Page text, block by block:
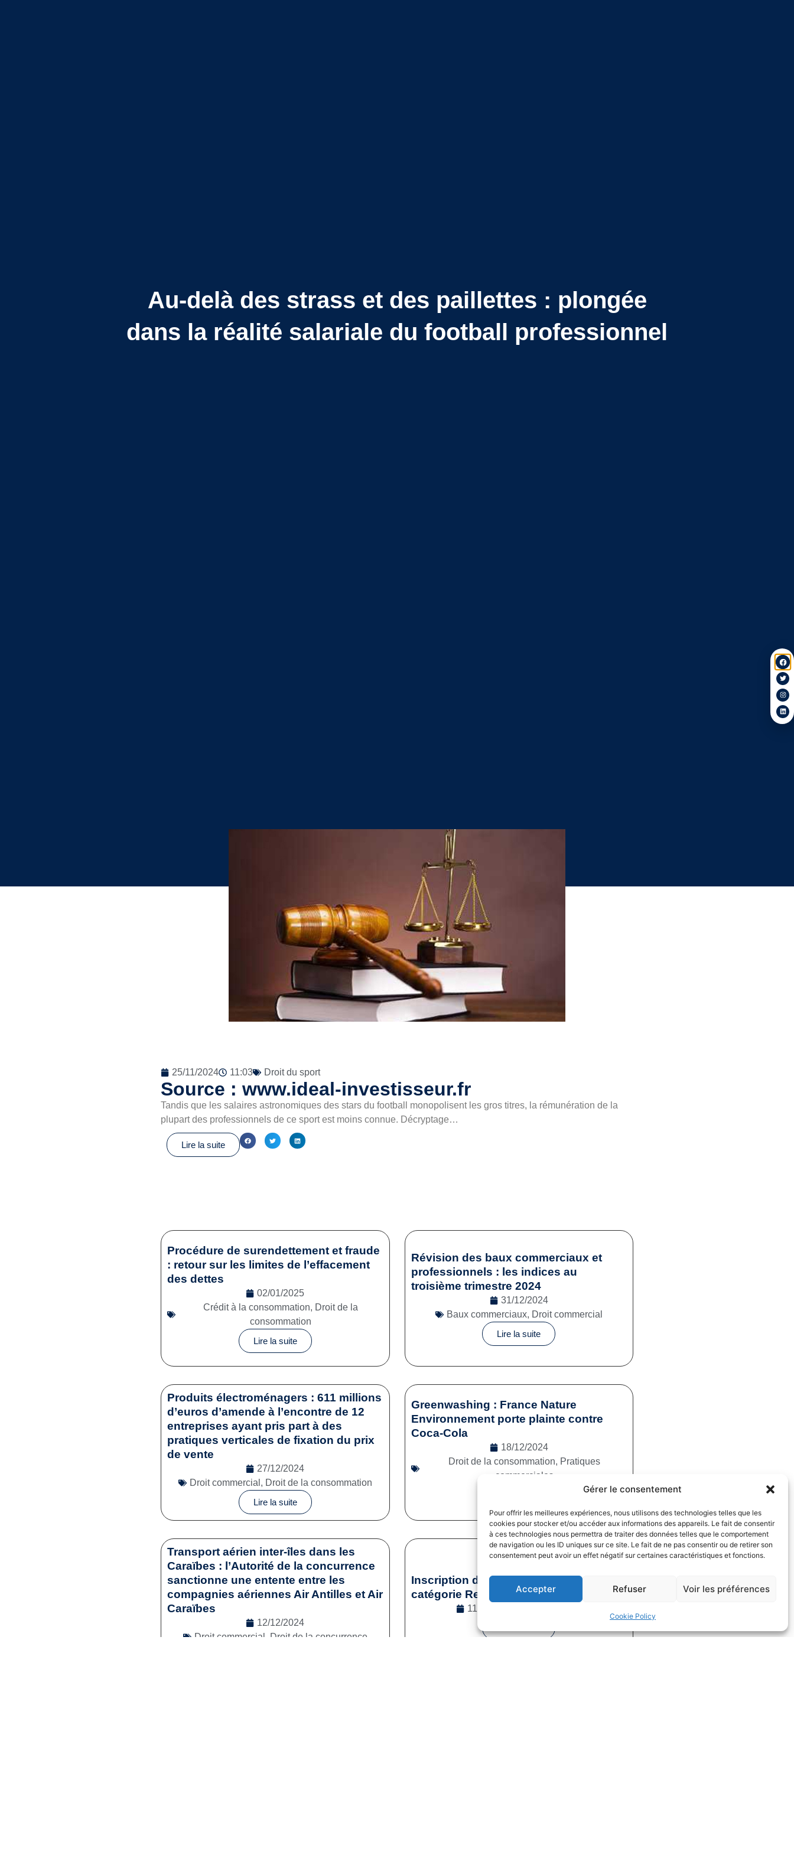
Gérer le consentement
Pour offrir les meilleures expériences, nous utilisons des technologies telles que les
cookies pour stocker et/ou accéder aux informations des appareils. Le fait de consentir
à ces technologies nous permettra de traiter des données telles que le comportement
de navigation ou les ID uniques sur ce site. Le fait de ne pas consentir ou de retirer son
consentement peut avoir un effet négatif sur certaines caractéristiques et fonctions.
Accepter Refuser Voir les préférences
Cookie Policy
Au-delà des strass et des paillettes : plongée
dans la réalité salariale du football professionnel
25/11/2024 11:03 Droit du sport
Source : www.ideal-investisseur.fr
Tandis que les salaires astronomiques des stars du football monopolisent les gros titres, la rémunération de la
plupart des professionnels de ce sport est moins connue. Décryptage…
Lire la suite
Procédure de surendettement et fraude
: retour sur les limites de l’effacement
des dettes
02/01/2025
Crédit à la consommation, Droit de la
consommation
Lire la suite
Révision des baux commerciaux et
professionnels : les indices au
troisième trimestre 2024
31/12/2024
Baux commerciaux, Droit commercial
Lire la suite
Produits électroménagers : 611 millions
d’euros d’amende à l’encontre de 12
entreprises ayant pris part à des
pratiques verticales de fixation du prix
de vente
27/12/2024
Droit commercial , Droit de la consommation
Lire la suite
Greenwashing : France Nature
Environnement porte plainte contre
Coca-Cola
18/12/2024
Droit de la consommation, Pratiques
commerciales
Transport aérien inter-îles dans les
Caraïbes : l’Autorité de la concurrence
sanctionne une entente entre les
compagnies aériennes Air Antilles et Air
Caraïbes
12/12/2024
Droit commercial Droit de la concurrence
Inscription des sportifs dans la
catégorie Reconversion
11/12/2024